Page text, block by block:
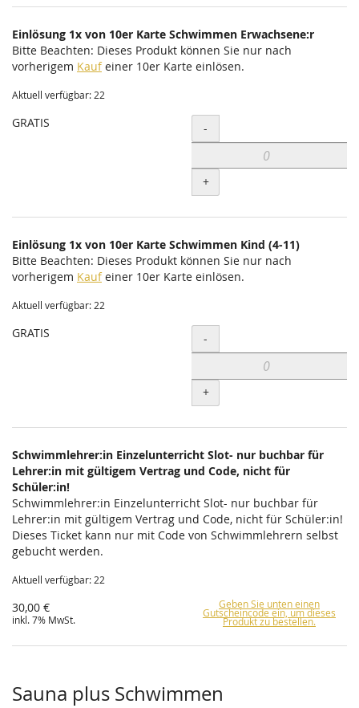
Einlösung 1x von 10er Karte Schwimmen Erwachsene:r
Bitte Beachten: Dieses Produkt können Sie nur nach
vorherigem Kaufeiner 10er Karte einlösen.
Aktuell verfügbar: 22
GRATIS Menge
-
+
Einlösung 1x von 10er Karte Schwimmen Kind (4-11)
Bitte Beachten: Dieses Produkt können Sie nur nach
vorherigem Kaufeiner 10er Karte einlösen.
Aktuell verfügbar: 22
GRATIS Menge
-
+
Schwimmlehrer:in Einzelunterricht Slot- nur buchbar für
Lehrer:in mit gültigem Vertrag und Code, nicht für
Schüler:in!
Schwimmlehrer:in Einzelunterricht Slot- nur buchbar für
Lehrer:in mit gültigem Vertrag und Code, nicht für Schüler:in!
Dieses Ticket kann nur mit Code von Schwimmlehrern selbst
gebucht werden.
Aktuell verfügbar: 22
30,00 €
inkl. 7% MwSt.
Geben Sie unten einen
Gutscheincode ein, um dieses
Produkt zu bestellen.
Sauna plus Schwimmen